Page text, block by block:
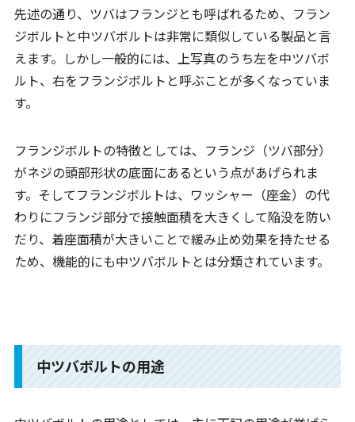
先述の通り、ツバはフランジとも呼ばれるため、フラン
ジボルトと中ツバボルトは非常に類似している製品と言
えます。しかし一般的には、上写真のうち左を中ツバボ
ルト、右をフランジボルトと呼ぶことが多くなっていま
す。
フランジボルトの特徴としては、フランジ（ツバ部分）
がネジの頭部形状の底面にあるという点があげられま
す。そしてフランジボルトは、ワッシャー（座金）の代
わりにフランジ部分で接触面積を大きくして陥没を防い
だり、着座面積が大きいことで緩み止め効果を持たせる
ため、機能的にも中ツバボルトとは分類されています。
中ツバボルトの用途